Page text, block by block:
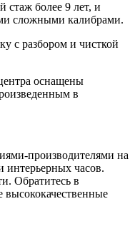
стаж более 9 лет, и
сложными калибрами.
с разбором и чисткой
оснащены
в
производителями на
часов.
Обратитесь в